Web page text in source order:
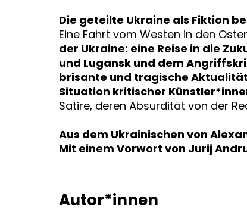
Die geteilte Ukraine als Fiktion
Eine Fahrt vom Westen in den
der Ukraine: eine Reise in die
und Lugansk und dem
brisante und tragische Aktualität
Situation kritischer
Satire, deren Absurdität von der
Aus dem Ukrainischen von
Mit einem Vorwort von Jurij
Autor*innen